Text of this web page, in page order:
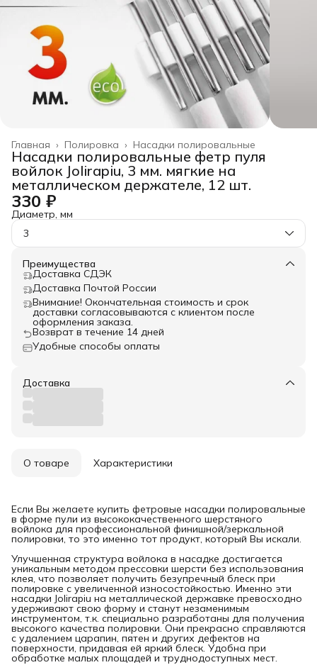
Насадки полировальные
Полировка ›
Главная ›
Насадки полировальные фетр пуля
войлок Jolirapiu, 3 мм. мягкие на
металлическом держателе, 12 шт.
330 ₽
Диаметр, мм
3
Преимущества
Доставка СДЭК
Доставка Почтой России
Внимание! Окончательная стоимость и срок
доставки согласовываются с клиентом после
оформления заказа.
Возврат в течение 14 дней
Удобные способы оплаты
Доставка
О товаре Характеристики
Если Вы желаете купить фетровые насадки полировальные
в форме пули из высококачественного шерстяного
войлока для профессиональной финишной/зеркальной
полировки, то это именно тот продукт, который Вы искали.
Улучшенная структура войлока в насадке достигается
уникальным методом прессовки шерсти без использования
клея, что позволяет получить безупречный блеск при
полировке с увеличенной износостойкостью. Именно эти
насадки Jolirapiu на металлической державке превосходно
удерживают свою форму и станут незаменимым
инструментом, т.к. специально разработаны для получения
высокого качества полировки. Они прекрасно справляются
с удалением царапин, пятен и других дефектов на
поверхности, придавая ей яркий блеск. Удобна при
обработке малых площадей и труднодоступных мест.